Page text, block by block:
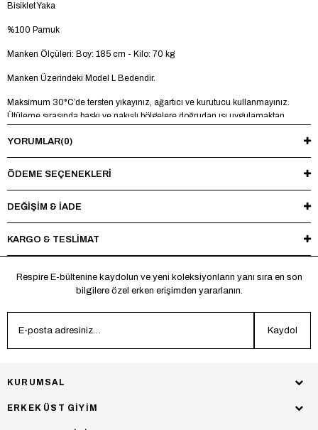
Bisiklet Yaka
%100 Pamuk
Manken Ölçüleri: Boy: 185 cm - Kilo: 70 kg
Manken Üzerindeki Model L Bedendir.
Maksimum 30°C’de tersten yıkayınız, ağartıcı ve kurutucu kullanmayınız.
Ütüleme sırasında baskı ve nakışlı bölgelere doğrudan ısı uygulamaktan
YORUMLAR(0)
ÖDEME SEÇENEKLERI
DEĞİŞİM & İADE
KARGO & TESLİMAT
Respire E-bültenine kaydolun ve yeni koleksiyonların yanı sıra en son
bilgilere özel erken erişimden yararlanın.
Kaydol
KURUMSAL
ERKEK ÜST GİYİM